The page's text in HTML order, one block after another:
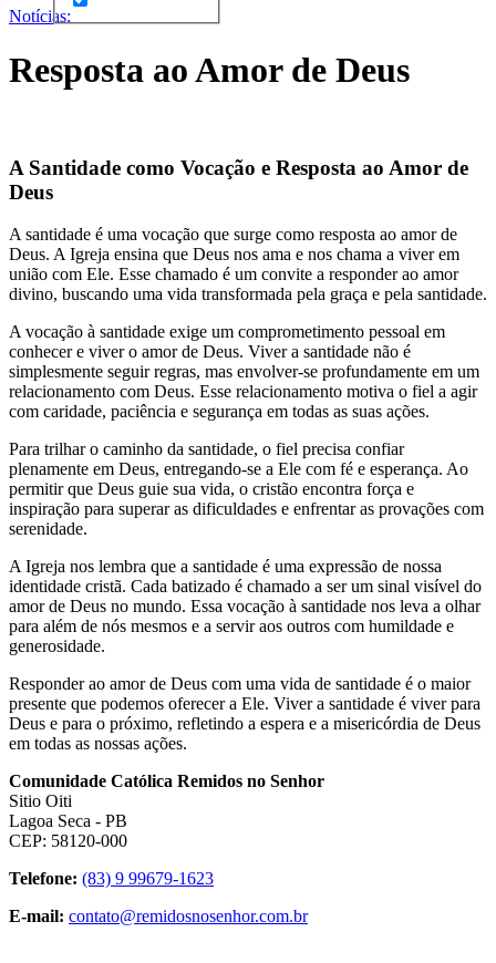
Notícias:
Resposta ao Amor de Deus
A Santidade como Vocação e Resposta ao Amor de
Deus
A santidade é uma vocação que surge como resposta ao amor de
Deus. A Igreja ensina que Deus nos ama e nos chama a viver em
união com Ele. Esse chamado é um convite a responder ao amor
divino, buscando uma vida transformada pela graça e pela santidade.
A vocação à santidade exige um comprometimento pessoal em
conhecer e viver o amor de Deus. Viver a santidade não é
simplesmente seguir regras, mas envolver-se profundamente em um
relacionamento com Deus. Esse relacionamento motiva o fiel a agir
com caridade, paciência e segurança em todas as suas ações.
Para trilhar o caminho da santidade, o fiel precisa confiar
plenamente em Deus, entregando-se a Ele com fé e esperança. Ao
permitir que Deus guie sua vida, o cristão encontra força e
inspiração para superar as dificuldades e enfrentar as provações com
serenidade.
A Igreja nos lembra que a santidade é uma expressão de nossa
identidade cristã. Cada batizado é chamado a ser um sinal visível do
amor de Deus no mundo. Essa vocação à santidade nos leva a olhar
para além de nós mesmos e a servir aos outros com humildade e
generosidade.
Responder ao amor de Deus com uma vida de santidade é o maior
presente que podemos oferecer a Ele. Viver a santidade é viver para
Deus e para o próximo, refletindo a espera e a misericórdia de Deus
em todas as nossas ações.
Comunidade Católica Remidos no Senhor
Sitio Oiti
Lagoa Seca - PB
CEP: 58120-000
Telefone: (83) 9 99679-1623
E-mail: contato@remidosnosenhor.com.br